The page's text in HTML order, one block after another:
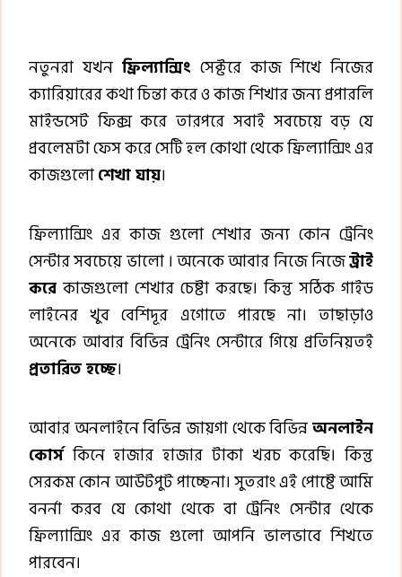
নতুনরা যখনফ্রিল্যান্সিং সেক্টরে কাজ শিখে নিজের
ক্যারিয়ারের কথা চিন্তা করে ও কাজ শিখার জন্য প্রপারলি
মাইন্ডসেট ফিক্স করে তারপরে সবাই সবচেয়ে বড় যে
প্রবলেমটা ফেস করে সেটি হল কোথা থেকে ফ্রিল্যান্সিং এর
কাজগুলোশেখা যায়।
ফ্রিল্যান্সিং এর কাজ গুলো শেখার জন্য কোন ট্রেনিং
সেন্টার সবচেয়ে ভালো । অনেকে আবার নিজে নিজেট্রাই
করে কাজগুলো শেখার চেষ্টা করছে। কিন্তু সঠিক গাইড
লাইনের খুব বেশিদূর এগোতে পারছে না। তাছাড়াও
অনেকে আবার বিভিন্ন ট্রেনিং সেন্টারে গিয়ে প্রতিনিয়তই
প্রতারিত হচ্ছে।
আবার অনলাইনে বিভিন্ন জায়গা থেকে বিভিন্নঅনলাইন
কোর্সকিনে হাজার হাজার টাকা খরচ করেছি। কিন্তু
সেরকম কোন আউটপুট পাচ্ছেনা। সুতরাং এই পোষ্টে আমি
বনর্না করব যে কোথা থেকে বা ট্রেনিং সেন্টার থেকে
ফ্রিল্যান্সিং এর কাজ গুলো আপনি ভালভাবে শিখতে
পারবেন।